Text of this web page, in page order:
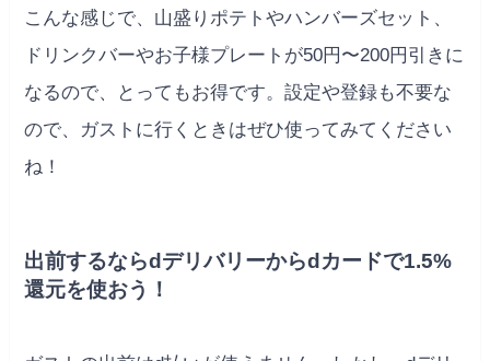
こんな感じで、山盛りポテトやハンバーズセット、
ドリンクバーやお子様プレートが50円〜200円引きに
なるので、とってもお得です。設定や登録も不要な
ので、ガストに行くときはぜひ使ってみてください
ね！
出前するならdデリバリーからdカードで1.5%
還元を使おう！